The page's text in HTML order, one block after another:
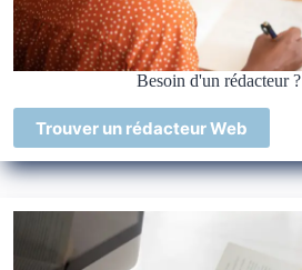
Besoin d'un rédacteur ?
Trouver un rédacteur Web